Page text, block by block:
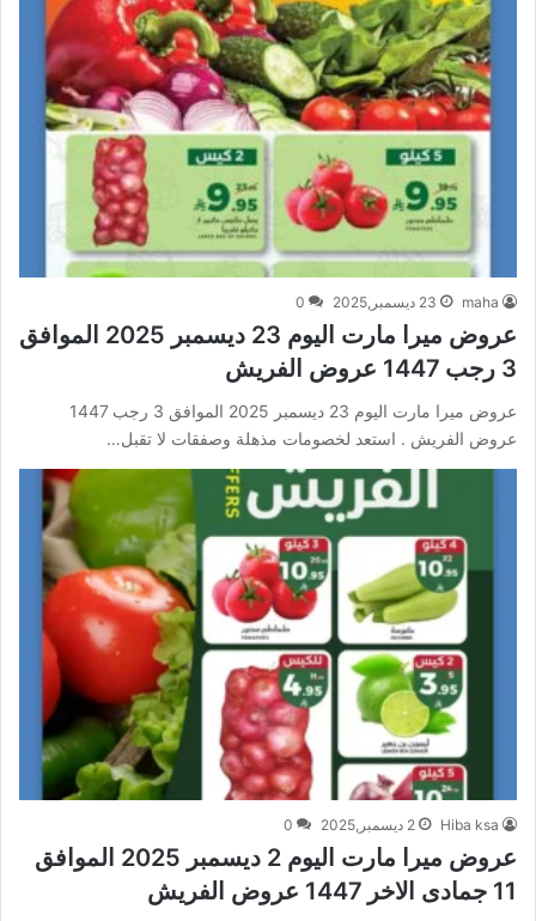
maha 23 ديسمبر,2025 0
عروض ميرا مارت اليوم 23 ديسمبر 2025 الموافق
3 رجب 1447 عروض الفريش
عروض ميرا مارت اليوم 23 ديسمبر 2025 الموافق 3 رجب 1447
عروض الفريش . استعد لخصومات مذهلة وصفقات لا تقبل…
Hiba ksa 2 ديسمبر,2025 0
عروض ميرا مارت اليوم 2 ديسمبر 2025 الموافق
11 جمادى الاخر 1447 عروض الفريش